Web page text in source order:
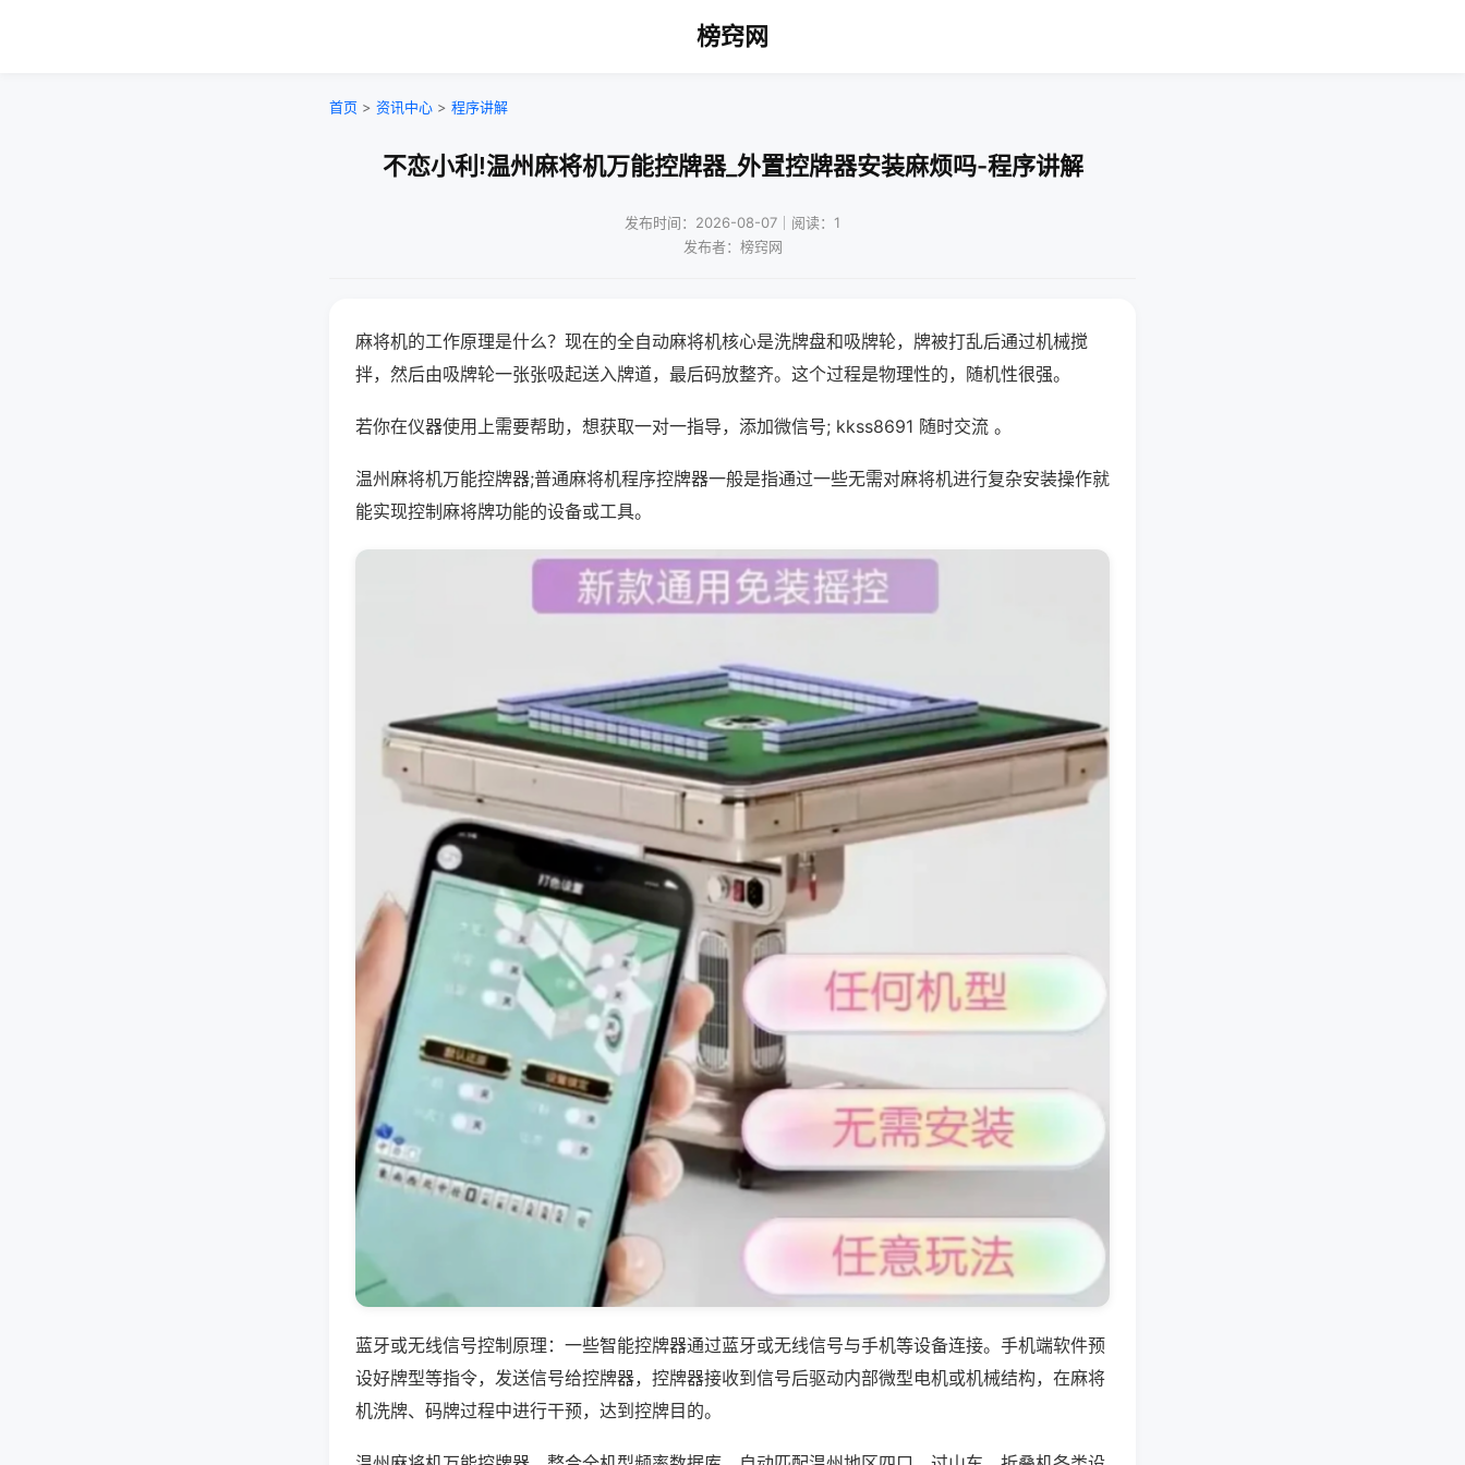
榜窍网
首页 > 资讯中心 > 程序讲解
不恋小利!温州麻将机万能控牌器_外置控牌器安装麻烦吗-程序讲解
发布时间：2026-08-07｜阅读：1
发布者：榜窍网
麻将机的工作原理是什么？现在的全自动麻将机核心是洗牌盘和吸牌轮，牌被打乱后通过机械搅
拌，然后由吸牌轮一张张吸起送入牌道，最后码放整齐。这个过程是物理性的，随机性很强。
若你在仪器使用上需要帮助，想获取一对一指导，添加微信号; kkss8691 随时交流 。
温州麻将机万能控牌器;普通麻将机程序控牌器一般是指通过一些无需对麻将机进行复杂安装操作就
能实现控制麻将牌功能的设备或工具。
蓝牙或无线信号控制原理：一些智能控牌器通过蓝牙或无线信号与手机等设备连接。手机端软件预
设好牌型等指令，发送信号给控牌器，控牌器接收到信号后驱动内部微型电机或机械结构，在麻将
机洗牌、码牌过程中进行干预，达到控牌目的。